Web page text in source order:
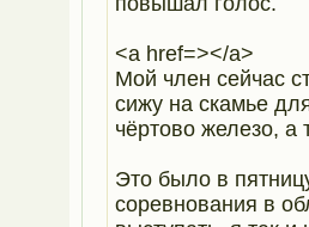
<a href=></a>
Мой член сейчас
сижу на скамье
чёртово железо, а
Это было в
соревнования в